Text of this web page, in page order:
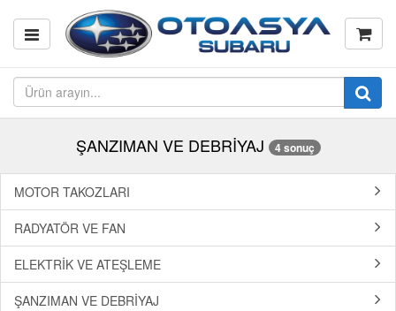
ŞANZIMAN VE DEBRİYAJ 4 sonuç
MOTOR TAKOZLARI
RADYATÖR VE FAN
ELEKTRİK VE ATEŞLEME
ŞANZIMAN VE DEBRİYAJ